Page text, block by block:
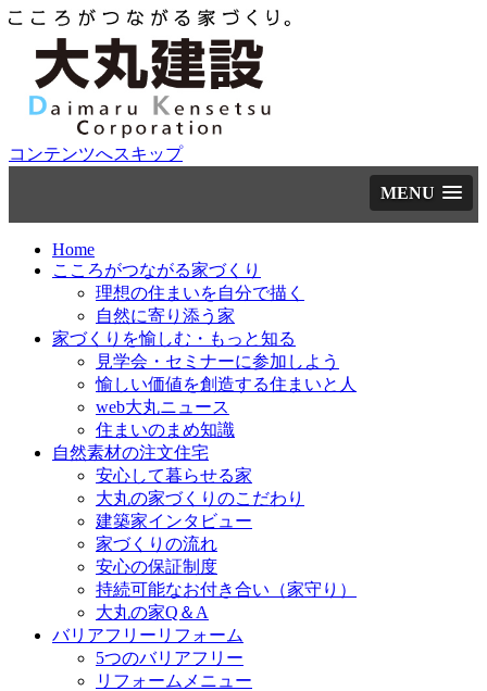
コンテンツへスキップ
MENU
Home
こころがつながる家づくり
理想の住まいを自分で描く
自然に寄り添う家
家づくりを愉しむ・もっと知る
見学会・セミナーに参加しよう
愉しい価値を創造する住まいと人
web大丸ニュース
住まいのまめ知識
自然素材の注文住宅
安心して暮らせる家
大丸の家づくりのこだわり
建築家インタビュー
家づくりの流れ
安心の保証制度
持続可能なお付き合い（家守り）
大丸の家Q＆A
バリアフリーリフォーム
5つのバリアフリー
リフォームメニュー